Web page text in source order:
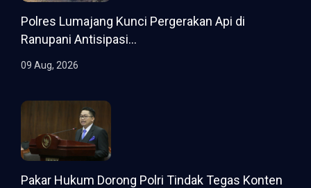
Polres Lumajang Kunci Pergerakan Api di
Ranupani Antisipasi...
09 Aug, 2026
Pakar Hukum Dorong Polri Tindak Tegas Konten